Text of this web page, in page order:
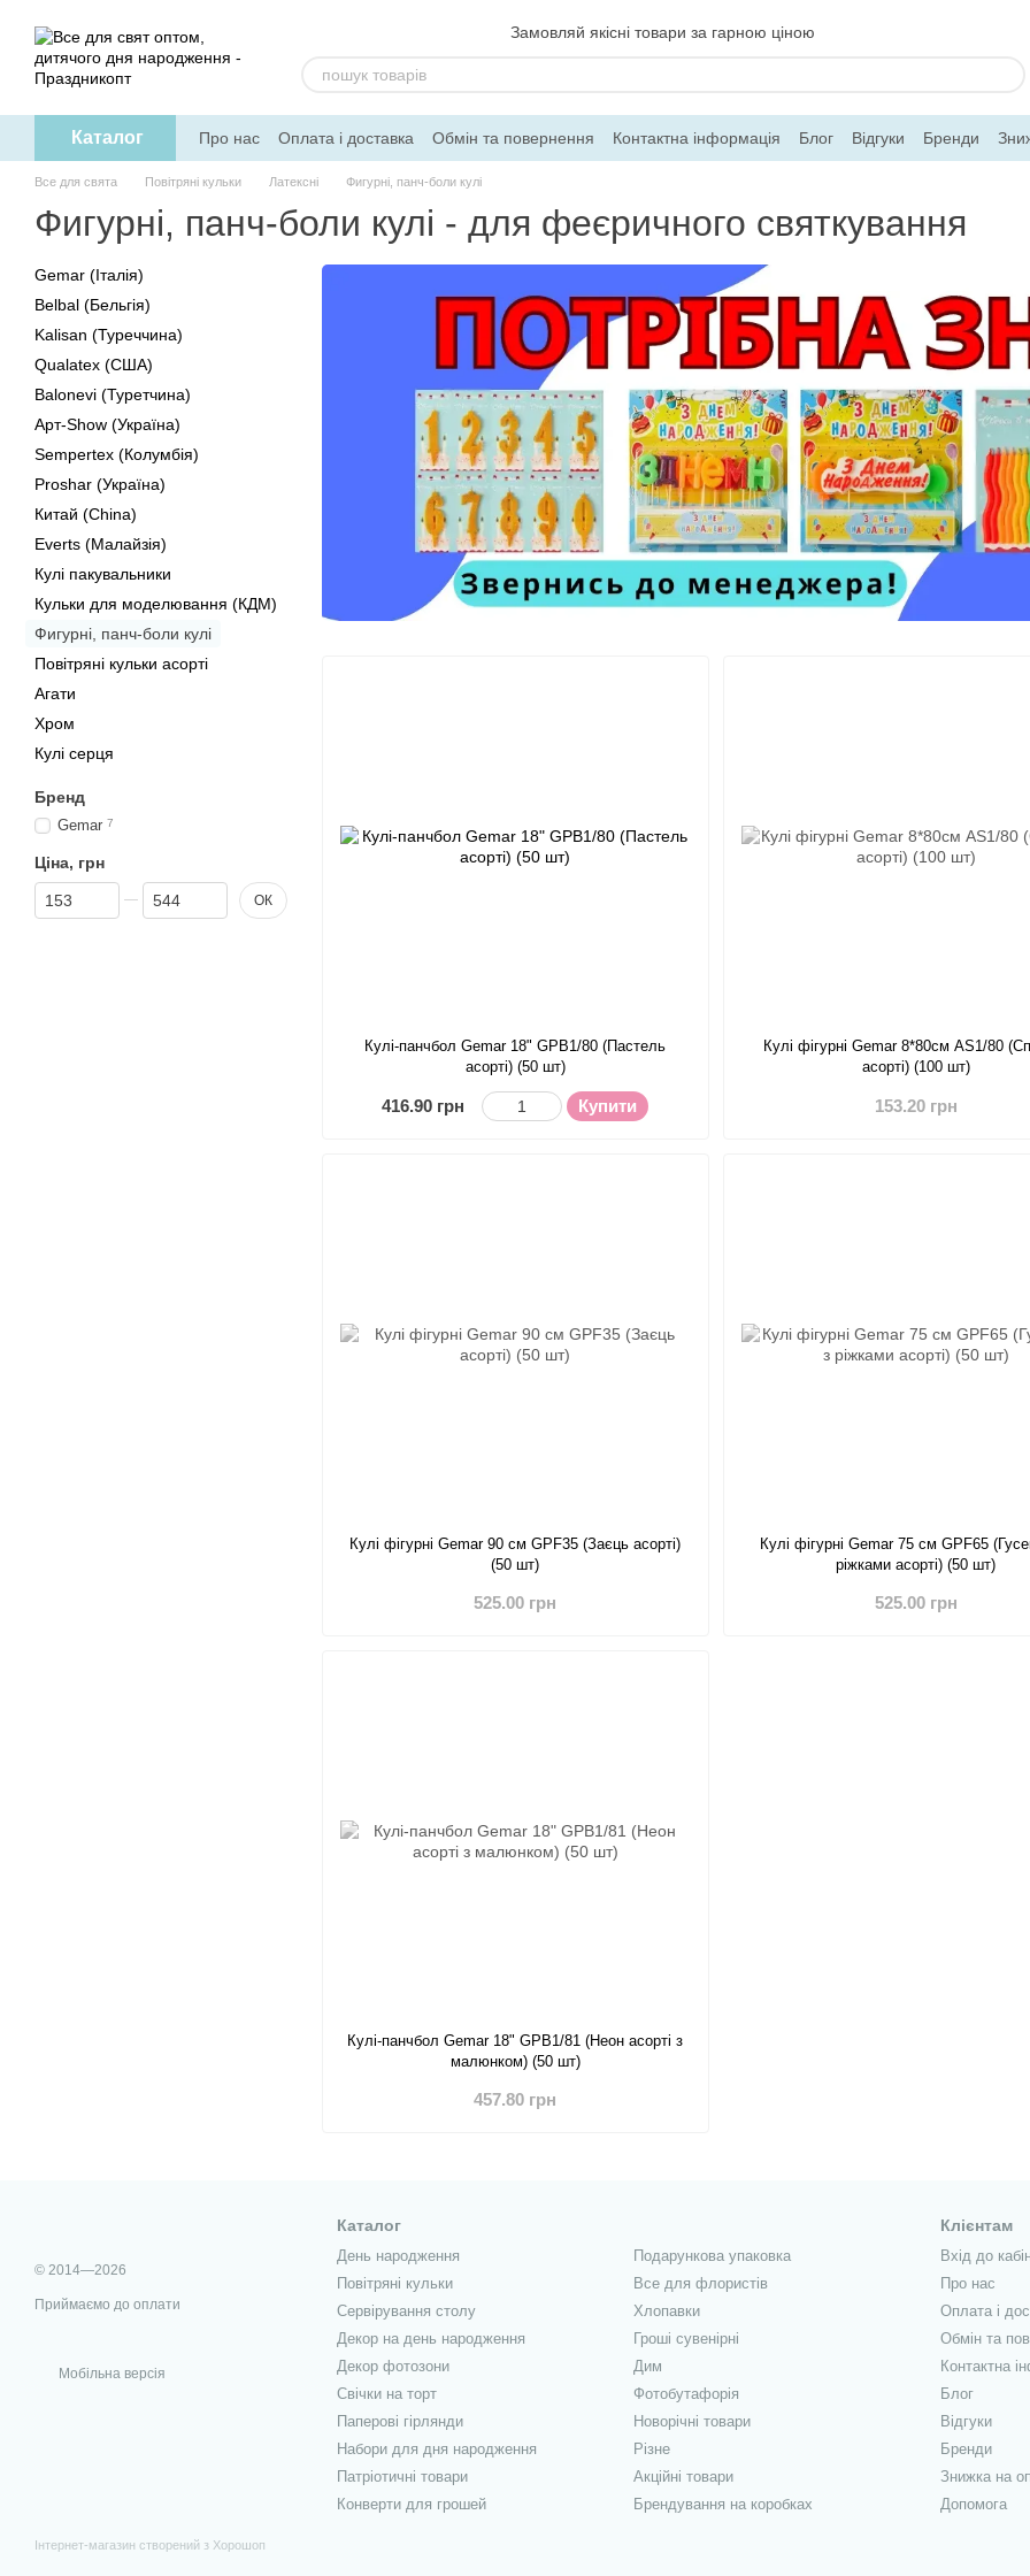
Замовляй якісні товари за гарною ціною
Каталог Про нас Оплата і доставка Обмін та повернення Контактна інформація Блог Відгуки Бренди
Допомога
Все для свята Повітряні кульки Латексні Фигурні, панч-боли кулі
Фигурні, панч-боли кулі - для феєричного святкування
Кулі-панчбол Gemar 18" GPB1/80 (Пастель
асорті) (50 шт)
416.90 грн Купити
Кулі фігурні Gemar 8*80см AS1/80
асорті) (100 шт)
153.20 грн
Кулі фігурні Gemar 90 см GPF35 (Заєць асорті)
(50 шт)
525.00 грн
Кулі фігурні Gemar 75 см GPF65
ріжками асорті) (50 шт)
525.00 грн
Кулі-панчбол Gemar 18" GPB1/81 (Неон асорті з
малюнком) (50 шт)
457.80 грн
Gemar (Італія)
Belbal (Бельгія)
Kalisan (Туреччина)
Qualatex (США)
Balonevi (Туретчина)
Арт-Show (Україна)
Sempertex (Колумбія)
Proshar (Україна)
Китай (China)
Everts (Малайзія)
Кулі пакувальники
Кульки для моделювання (КДМ)
Фигурні, панч-боли кулі
Повітряні кульки асорті
Агати
Хром
Кулі серця
Бренд
Gemar 7
Ціна, грн
Від Ціна, грн
До Ціна, грн ОК
© 2014—2026
Приймаємо до оплати
Мобільна версія
Інтернет-магазин створений з Хорошоп
Каталог
День народження
Повітряні кульки
Сервірування столу
Декор на день народження
Декор фотозони
Свічки на торт
Паперові гірлянди
Набори для дня народження
Патріотичні товари
Конверти для грошей
Подарункова упаковка
Все для флористів
Хлопавки
Гроші сувенірні
Дим
Фотобутафорія
Новорічні товари
Різне
Акційні товари
Брендування на коробках
Клієнтам
Вхід до
Про нас
Оплата і
Обмін та
Контактна
Блог
Відгуки
Бренди
Знижка на
Допомога